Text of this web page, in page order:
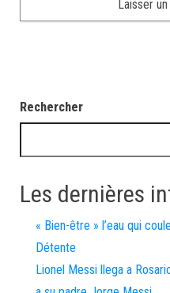
Rechercher
Les dernières
« Bien-être » l’eau qui
Détente
Lionel Messi llega a